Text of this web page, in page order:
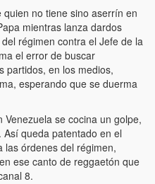
no tiene sino aserrín en
mientras lanza dardos
régimen contra el Jefe de la
el error de buscar
partidos, en los medios,
esperando que se duerma
se cocina un golpe,
queda patentado en el
las órdenes del régimen,
ese canto de reggaetón que
8.